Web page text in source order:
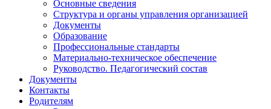
Основные сведения
Структура и органы управления организацией
Документы
Образование
Профессиональные стандарты
Материально-техническое обеспечение
Руководство. Педагогический состав
Документы
Контакты
Родителям